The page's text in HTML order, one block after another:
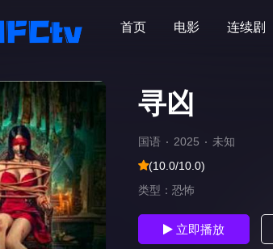
首页 电影 连续剧
寻凶
国语 2025
未知
(10.0/10.0)
类型： 恐怖
立即播放